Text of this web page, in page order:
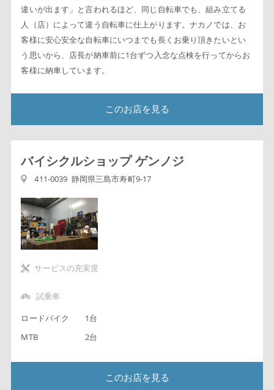
違いが出ます」と言われるほど、同じ自転車でも、組み立てる
人（店）によって違う自転車に仕上がります。ナカノでは、お
客様に安心安全な自転車にいつまでも長くお乗り頂きたいとい
う思いから、店長が納車前に1台ずつ入念な点検を行ってからお
客様に納車しています。
このお店を見る
バイシクルショップ ゲンノジ
411-0039 静岡県三島市寿町9-17
サービスの充実度
試乗車
ロードバイク
1台
MTB
2台
このお店を見る